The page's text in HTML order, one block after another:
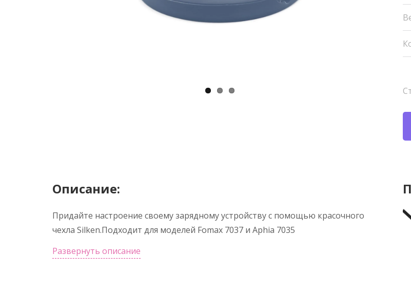
Описание:
Придайте настроение своему зарядному устройству с помощью красочного
чехла Silken.Подходит для моделей Fomax 7037 и Aphia 7035
Развернуть описание